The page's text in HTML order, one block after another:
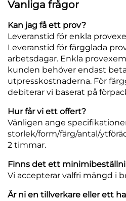
Vanliga frågor
Kan jag få ett prov?
Leveranstid för enkla
Leveranstid för färgglada
arbetsdagar. Enkla
kunden behöver endast
utpresskostnaderna. För
debiterar vi baserat på
Hur får vi ett offert?
Vänligen ange
storlek/form/färg/antal/
2 timmar.
Finns det ett
Vi accepterar valfri mängd i
Är ni en tillverkare eller ett